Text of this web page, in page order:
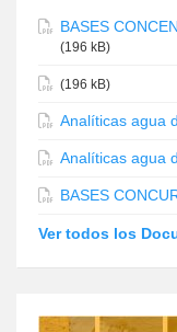
BASES
(196 kB)
(196 kB)
Analíticas agua
Analíticas agua
BASES
Ver todos los